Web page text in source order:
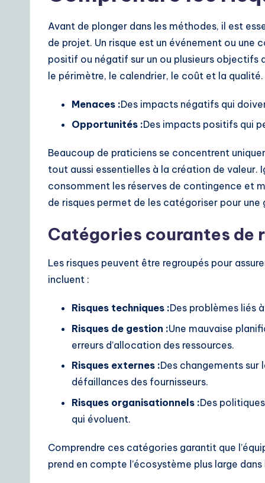
A
ft
w
Avant de plonger dans les méthodes, il est
de projet. Un risque est un événement ou une
positif ou négatif sur un ou plusieurs
le périmètre, le calendrier, le coût et la qualité.
Menaces :Des impacts négatifs qui
Opportunités :Des impacts positifs qui
Beaucoup de praticiens se concentrent
tout aussi essentielles à la création de valeur.
consomment les réserves de contingence et
de risques permet de les catégoriser pour
Catégories courantes de
Les risques peuvent être regroupés pour
incluent :
Risques techniques :Des problèmes liés
Risques de gestion :Une mauvaise
erreurs d’allocation des ressources.
Risques externes :Des changements
défaillances des fournisseurs.
Risques organisationnels :Des
qui évoluent.
Comprendre ces catégories garantit que
prend en compte l’écosystème plus large